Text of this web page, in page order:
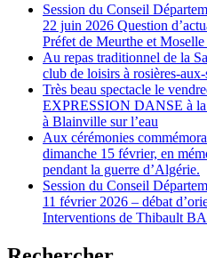
Session du Conseil
22 juin 2026 Question
Préfet de Meurthe et
Au repas traditionnel de la
club de loisirs à rosières-
Très beau spectacle le
EXPRESSION DANSE à la
à Blainville sur l’eau
Aux cérémonies
dimanche 15 février, en
pendant la guerre d’Algérie.
Session du Conseil
11 février 2026 – débat
Interventions de Thibault